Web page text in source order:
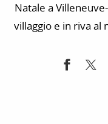
Natale a
villaggio e in riva al
pubblico